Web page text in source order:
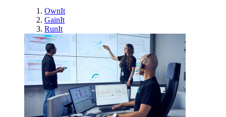
OwnIt
GainIt
RunIt